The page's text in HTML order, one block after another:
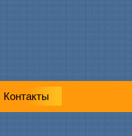
Контакты